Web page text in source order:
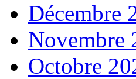
Décembre
Novembre
Octobre